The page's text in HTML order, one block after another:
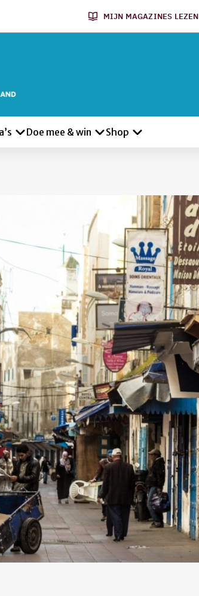
MIJN MAGAZINES LEZEN
Doe mee & win Shop